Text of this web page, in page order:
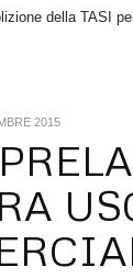
della TASI
2015